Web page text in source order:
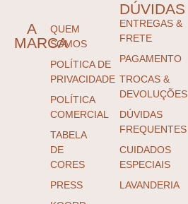
A
MARCA
QUEM
SOMOS
POLÍTICA DE
PRIVACIDADE
POLÍTICA
COMERCIAL
TABELA
DE
CORES
PRESS
DÚVIDAS
ENTREGAS &
FRETE
PAGAMENTO
TROCAS &
DEVOLUÇÕES
DÚVIDAS
FREQUENTES
CUIDADOS
ESPECIAIS
LAVANDERIA